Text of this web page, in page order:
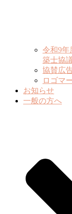
令和9年
築士協
協賛広
ロゴマ
お知らせ
一般の方へ